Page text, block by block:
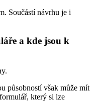
Součástí návrhu je i
a kde jsou k
působností však může mít
který si lze